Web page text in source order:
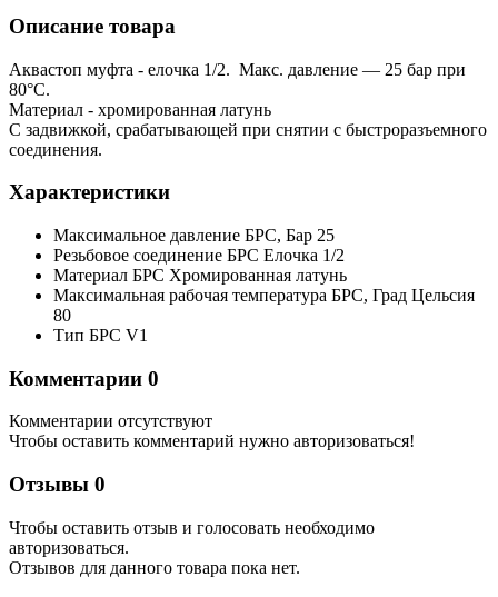
Описание товара
Аквастоп муфта - елочка 1/2. Макс. давление — 25 бар при
80°C.
Материал - хромированная латунь
С задвижкой, срабатывающей при снятии с быстроразъемного
соединения.
Характеристики
Максимальное давление БРС, Бар 25
Резьбовое соединение БРС Елочка 1/2
Материал БРС Хромированная латунь
Максимальная рабочая температура БРС, Град Цельсия
80
Тип БРС V1
Комментарии 0
Комментарии отсутствуют
Чтобы оставить комментарий нужно авторизоваться!
Отзывы 0
Чтобы оcтавить отзыв и голосовать необходимо
авторизоваться.
Отзывов для данного товара пока нет.